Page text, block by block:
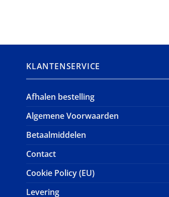
KLANTENSERVICE
Afhalen bestelling
Algemene Voorwaarden
Betaalmiddelen
Contact
Cookie Policy (EU)
Levering